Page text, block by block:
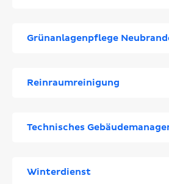
Grünanlagenpflege
Reinraumreinigung
Technisches
Winterdienst